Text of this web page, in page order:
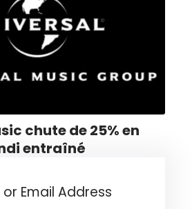
chute de 25% en
entraîné
Email Address